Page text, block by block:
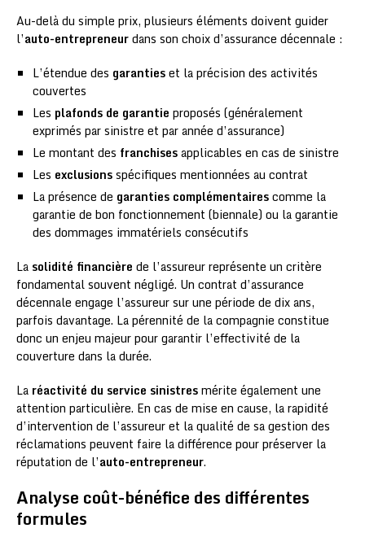
Au-delà du simple prix, plusieurs éléments doivent guider
l’auto-entrepreneurdans son choix d’assurance décennale :
L’étendue des garantieset la précision des activités
couvertes
Les plafonds de garantie proposés (généralement
exprimés par sinistre et par année d’assurance)
Le montant des franchisesapplicables en cas de sinistre
Les exclusionsspécifiques mentionnées au contrat
La présence de garanties complémentairescomme la
garantie de bon fonctionnement (biennale) ou la garantie
des dommages immatériels consécutifs
La solidité financière de l’assureur représente un critère
fondamental souvent négligé. Un contrat d’assurance
décennale engage l’assureur sur une période de dix ans,
parfois davantage. La pérennité de la compagnie constitue
donc un enjeu majeur pour garantir l’effectivité de la
couverture dans la durée.
La réactivité du service sinistresmérite également une
attention particulière. En cas de mise en cause, la rapidité
d’intervention de l’assureur et la qualité de sa gestion des
réclamations peuvent faire la différence pour préserver la
réputation de l’auto-entrepreneur.
Analyse coût-bénéfice des différentes
formules